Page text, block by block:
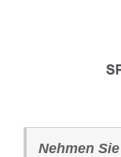
Nehmen